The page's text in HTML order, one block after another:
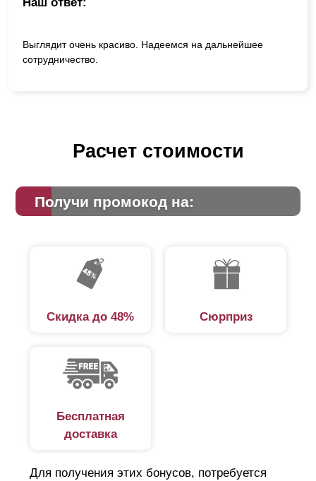
Наш ответ:
Выглядит очень красиво. Надеемся на дальнейшее
сотрудничество.
Расчет стоимости
Получи промокод на:
Скидка до 48% Сюрприз
Бесплатная
доставка
Для получения этих бонусов, потребуется